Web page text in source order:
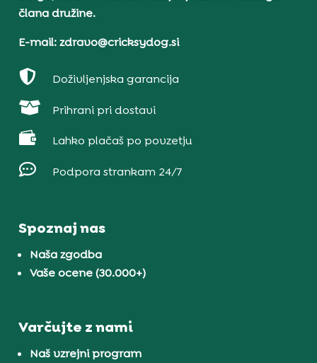
člana družine.
E-mail: zdravo@cricksydog.si
 Doživljenjska garancija
 Prihrani pri dostavi
 Lahko plačaš po povzetju
 Podpora strankam 24/7
Spoznaj nas
Naša zgodba
Vaše ocene (30.000+)
Varčujte z nami
Naš vzrejni program